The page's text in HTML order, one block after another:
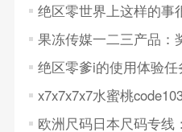
绝区零世界上这样的事很多任务怎么做？绝区零世
果冻传媒一二三产品：奖励制度的差异，决
绝区零爹i的使用体验任务怎么做？绝区零
x7x7x7x7水蜜桃code1038：战后奖励带来的
欧洲尺码日本尺码专线：深度与刺激的对决